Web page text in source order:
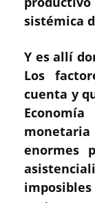
sistémica
Y es allí
Los
cuenta y
enormes